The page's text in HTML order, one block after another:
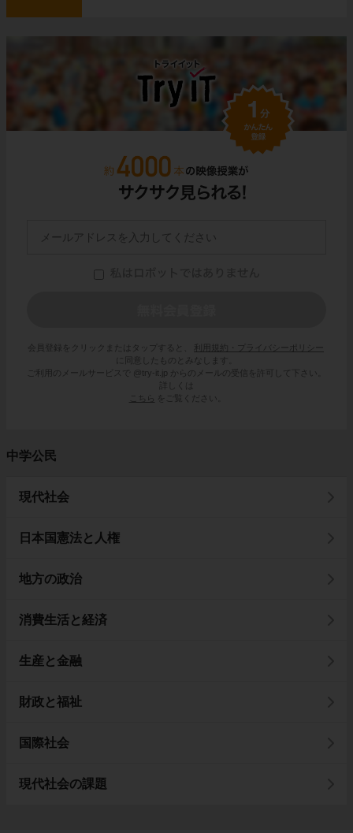
会員登録をクリックまたはタップすると、
利用規約・プライバシーポリシー
に同意したものとみなします。
ご利用のメールサービスで @try-it.jp からのメールの受信を許可して下さい。
詳しくは
こちら
をご覧ください。
中学公民
現代社会
日本国憲法と人権
地方の政治
消費生活と経済
生産と金融
財政と福祉
国際社会
現代社会の課題